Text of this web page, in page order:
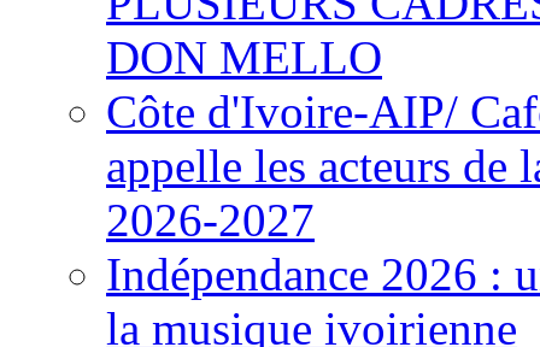
DON MELLO
Côte d'Ivoire-AIP/
appelle les acteurs de
2026-2027
Indépendance 2026 :
la musique ivoirienne